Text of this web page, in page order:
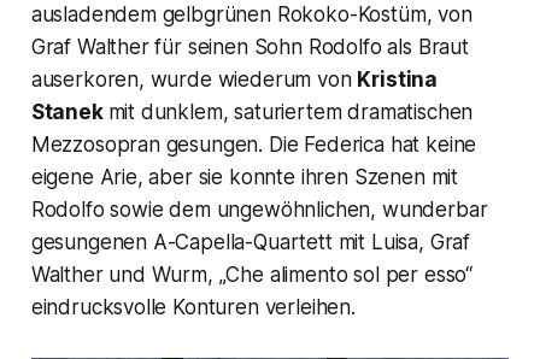
ausladendem gelbgrünen Rokoko-Kostüm, von
Graf Walther für seinen Sohn Rodolfo als Braut
auserkoren, wurde wiederum von Kristina
Stanek mit dunklem, saturiertem dramatischen
Mezzosopran gesungen. Die Federica hat keine
eigene Arie, aber sie konnte ihren Szenen mit
Rodolfo sowie dem ungewöhnlichen, wunderbar
gesungenen A-Capella-Quartett mit Luisa, Graf
Walther und Wurm, „Che alimento sol per esso“
eindrucksvolle Konturen verleihen.